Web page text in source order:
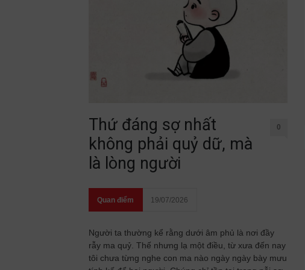
Thứ đáng sợ nhất
không phải quỷ dữ, mà
là lòng người
0
Quan điểm 19/07/2026
Người ta thường kể rằng dưới âm phủ là nơi đầy
rẫy ma quỷ. Thế nhưng lạ một điều, từ xưa đến nay
tôi chưa từng nghe con ma nào ngày ngày bày mưu